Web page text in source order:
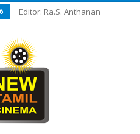
Editor: Ra.S. Anthanan